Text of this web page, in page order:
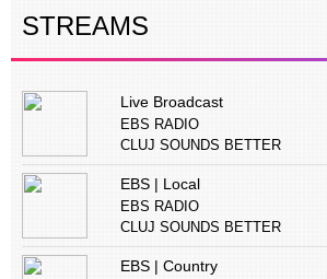
STREAMS
Live Broadcast
EBS RADIO
CLUJ SOUNDS BETTER
EBS | Local
EBS RADIO
CLUJ SOUNDS BETTER
EBS | Country